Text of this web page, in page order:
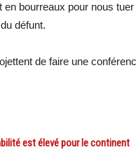
bourreaux pour nous
défunt.
de faire une
est élevé pour le continent